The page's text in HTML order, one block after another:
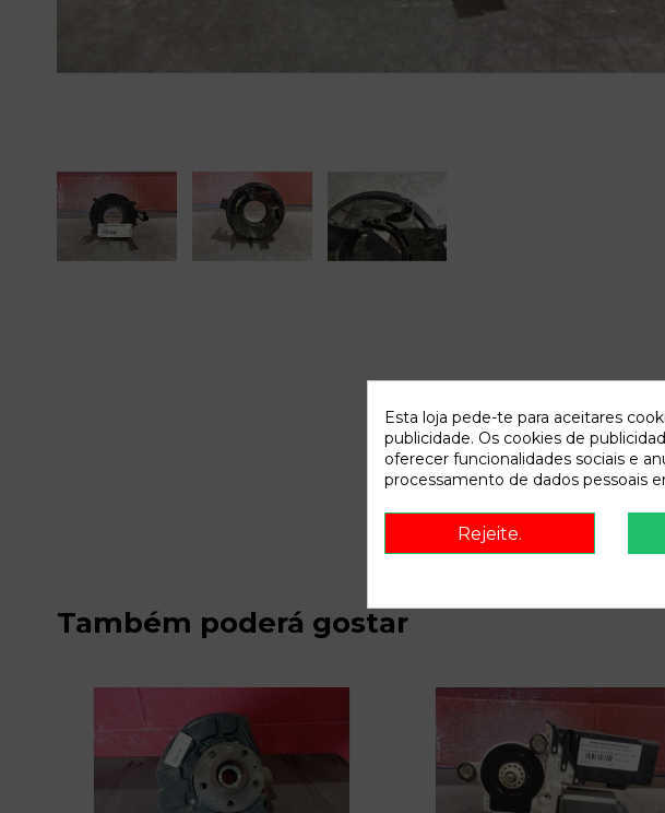
Também poderá gostar
Esta loja pede-te para aceitares
publicidade. Os cookies de
oferecer funcionalidades sociais e
processamento de dados pessoais
Rejeite.